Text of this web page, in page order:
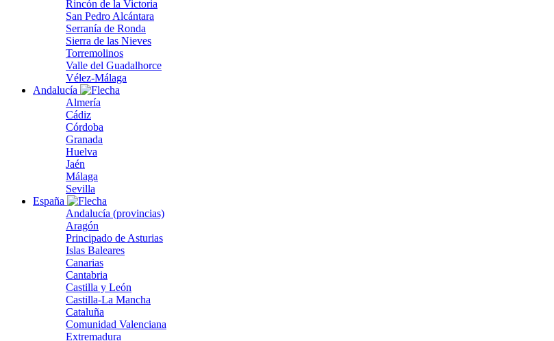
Rincón de la Victoria
San Pedro Alcántara
Serranía de Ronda
Sierra de las Nieves
Torremolinos
Valle del Guadalhorce
Vélez-Málaga
Andalucía
Almería
Cádiz
Córdoba
Granada
Huelva
Jaén
Málaga
Sevilla
España
Andalucía (provincias)
Aragón
Principado de Asturias
Islas Baleares
Canarias
Cantabria
Castilla y León
Castilla-La Mancha
Cataluña
Comunidad Valenciana
Extremadura